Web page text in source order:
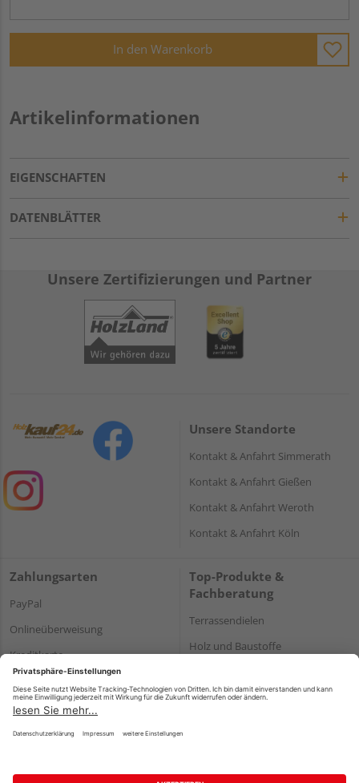
In den Warenkorb
Artikelinformationen
EIGENSCHAFTEN
DATENBLÄTTER
Unsere Zertifizierungen und Partner
Unsere Standorte
Kontakt & Anfahrt Simmerath
Kontakt & Anfahrt Gießen
Kontakt & Anfahrt Weroth
Kontakt & Anfahrt Köln
Zahlungsarten
PayPal
Onlineüberweisung
Kreditkarte
Rechnung*
*Bonität vorausgesetzt
Top-Produkte &
Fachberatung
Terrassendielen
Holz und Baustoffe
Impressum Datenschutz AGB Barrierefreiheitserklärung